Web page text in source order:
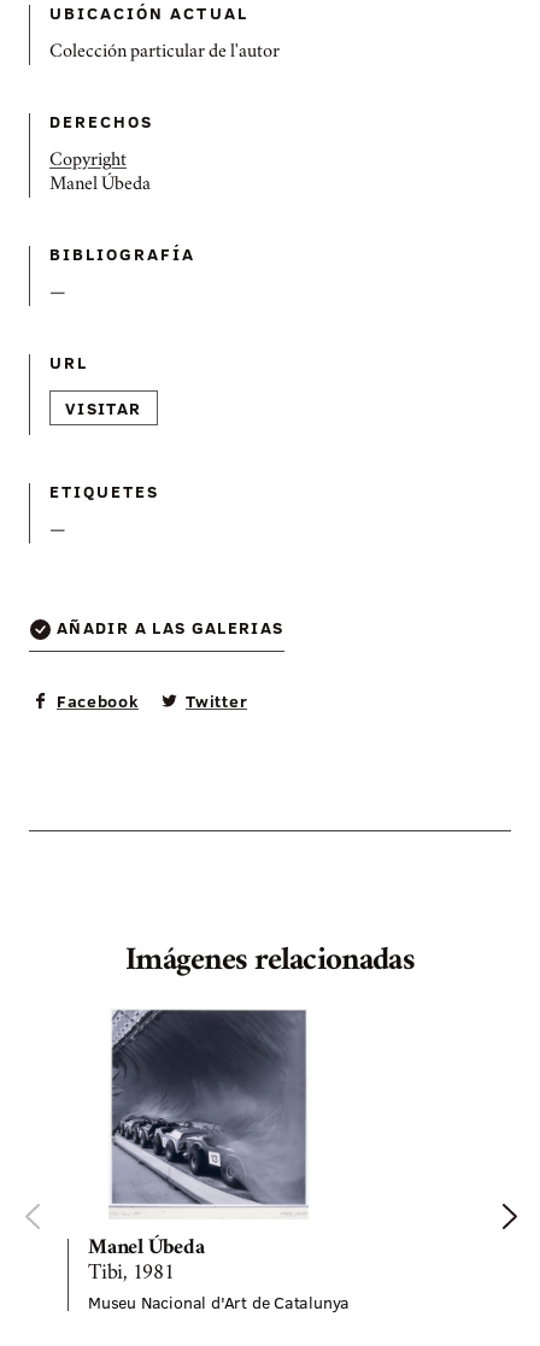
UBICACIÓN ACTUAL
Colección particular de l'autor
DERECHOS
Copyright
Manel Úbeda
BIBLIOGRAFÍ­A
—
URL
VISITAR
ETIQUETES
—
AÑADIR A LAS GALERIAS
Facebook Twitter
Imágenes relacionadas
Manel Úbeda
Tibi, 1981
Museu Nacional d'Art de Catalunya